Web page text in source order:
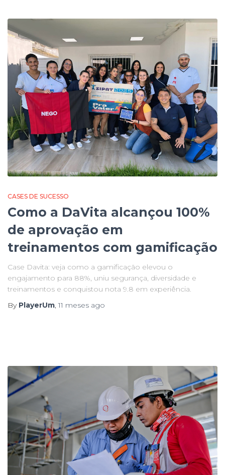
CASES DE SUCESSO
Como a DaVita alcançou 100%
de aprovação em
treinamentos com gamificação
Case Davita: veja como a gamificação elevou o
engajamento para 88%, uniu segurança, diversidade e
treinamentos e conquistou nota 9.8 em experiência.
By PlayerUm,11 meses ago